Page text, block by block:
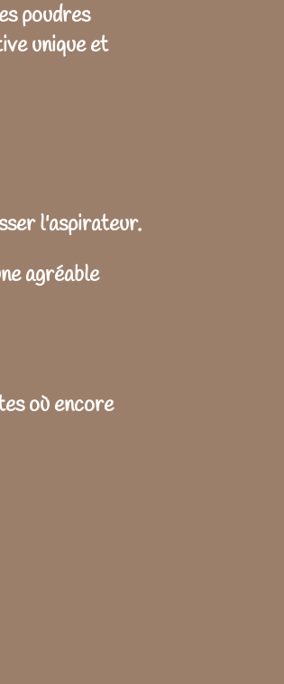
poudres
unique et
l'aspirateur.
agréable
où encore